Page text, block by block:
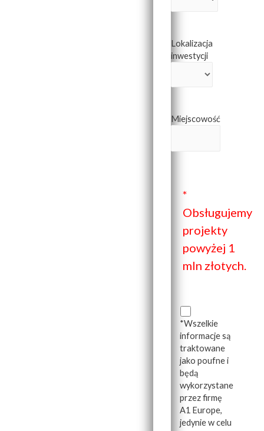
Lokalizacja
inwestycji
Miejscowość
*
Obsługujemy
projekty
powyżej 1
mln złotych.
*Wszelkie
informacje są
traktowane
jako poufne i
będą
wykorzystane
przez firmę
A1 Europe,
jedynie w celu